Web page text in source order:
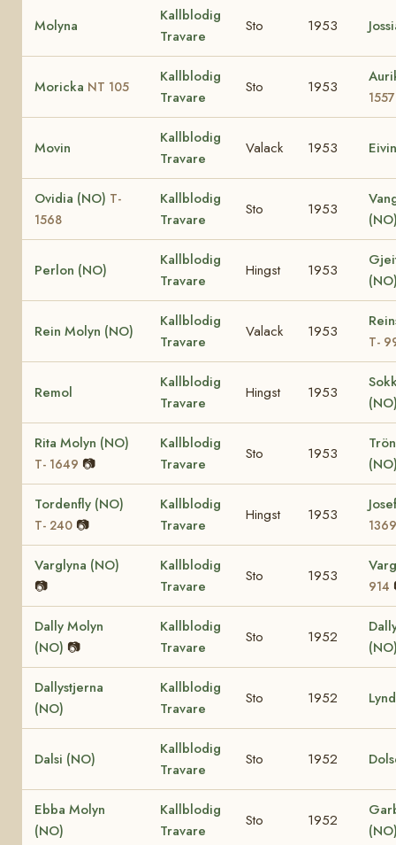
Molyna
Kallblodig
Travare
Sto 1953
Moricka NT 105
Kallblodig
Travare
Sto 1953
Movin
Kallblodig
Travare
Valack 1953
Ovidia (NO) T-
1568
Kallblodig
Travare
Sto 1953
Perlon (NO)
Kallblodig
Travare
Hingst 1953
Rein Molyn (NO)
Kallblodig
Travare
Valack 1953
T-
Remol
Kallblodig
Travare
Hingst 1953
Rita Molyn (NO)
T- 1649 📷
Kallblodig
Travare
Sto 1953
Tordenfly (NO)
T- 240 📷
Kallblodig
Travare
Hingst 1953
1369
Varglyna (NO)
📷
Kallblodig
Travare
Sto 1953
914
Dally Molyn
(NO) 📷
Kallblodig
Travare
Sto 1952
Dallystjerna
(NO)
Kallblodig
Travare
Sto 1952
Dalsi (NO)
Kallblodig
Travare
Sto 1952
Ebba Molyn
(NO)
Kallblodig
Travare
Sto 1952